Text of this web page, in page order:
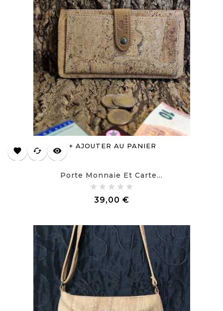
AJOUTER AU PANIER
favorite cached visibility
Porte Monnaie Et Carte...
39,00 €Prix